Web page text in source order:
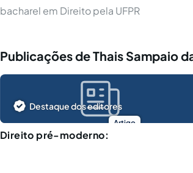
bacharel em Direito pela UFPR
Publicações de Thais Sampaio
Artigo
Destaque dos editores
Direito pré-moderno: